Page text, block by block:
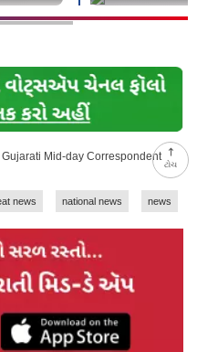
ટોચ
undefined
Mid-day Correspondent
news national news news